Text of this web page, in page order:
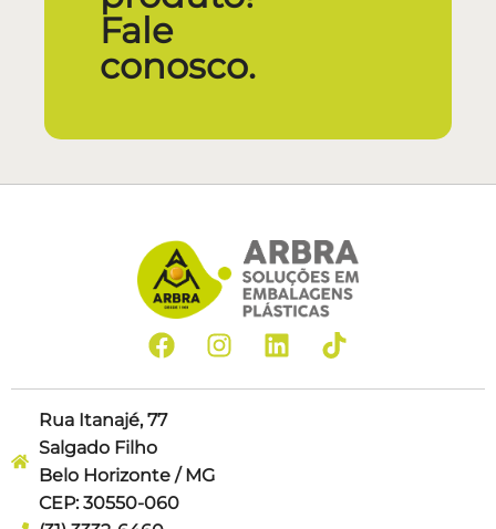
Fale
conosco.
Rua Itanajé, 77
Salgado Filho
Belo Horizonte / MG
CEP: 30550-060